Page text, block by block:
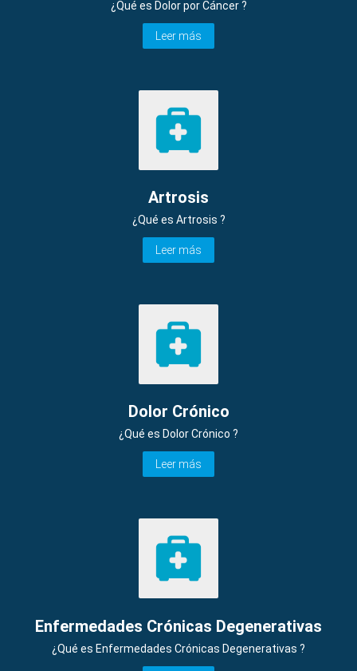
¿Qué es Dolor por Cáncer ?
Leer más
Artrosis
¿Qué es Artrosis ?
Leer más
Dolor Crónico
¿Qué es Dolor Crónico ?
Leer más
Enfermedades Crónicas Degenerativas
¿Qué es Enfermedades Crónicas Degenerativas ?